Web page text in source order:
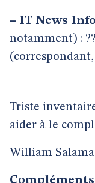
– IT News Info
notamment) :
Triste
aider à le
William Salama
Compléments